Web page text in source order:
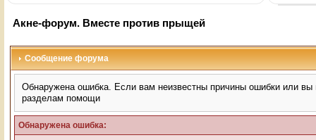
Акне-форум. Вместе против прыщей
Сообщение форума
Обнаружена ошибка. Если вам неизвестны причины ошибки или вы
разделам помощи
Обнаружена ошибка: